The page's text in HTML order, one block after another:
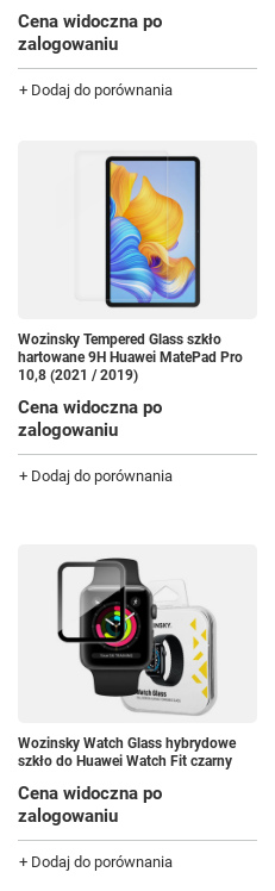
Cena widoczna po
zalogowaniu
+ Dodaj do porównania
Wozinsky Tempered Glass szkło
hartowane 9H Huawei MatePad Pro
10,8 (2021 / 2019)
Cena widoczna po
zalogowaniu
+ Dodaj do porównania
Wozinsky Watch Glass hybrydowe
szkło do Huawei Watch Fit czarny
Cena widoczna po
zalogowaniu
+ Dodaj do porównania